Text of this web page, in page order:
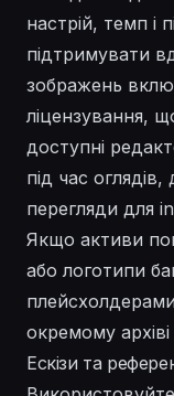
настрій, темп і
підтримувати
зображень
ліцензування,
доступні
під час
перегляди для
Якщо активи
або логотипи
окремому
Ескізи та